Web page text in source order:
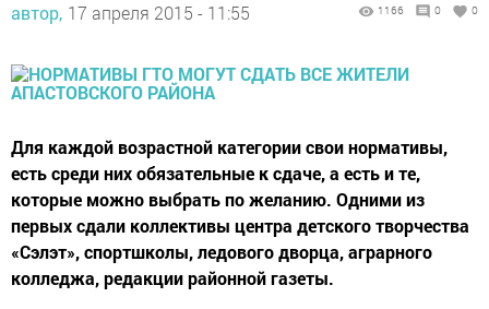
автор, 17 апреля 2015 - 11:55 1166 0 0
Для каждой возрастной категории свои нормативы,
есть среди них обязательные к сдаче, а есть и те,
которые можно выбрать по желанию. Одними из
первых сдали коллективы центра детского творчества
«Сэлэт», спортшколы, ледового дворца, аграрного
колледжа, редакции районной газеты.